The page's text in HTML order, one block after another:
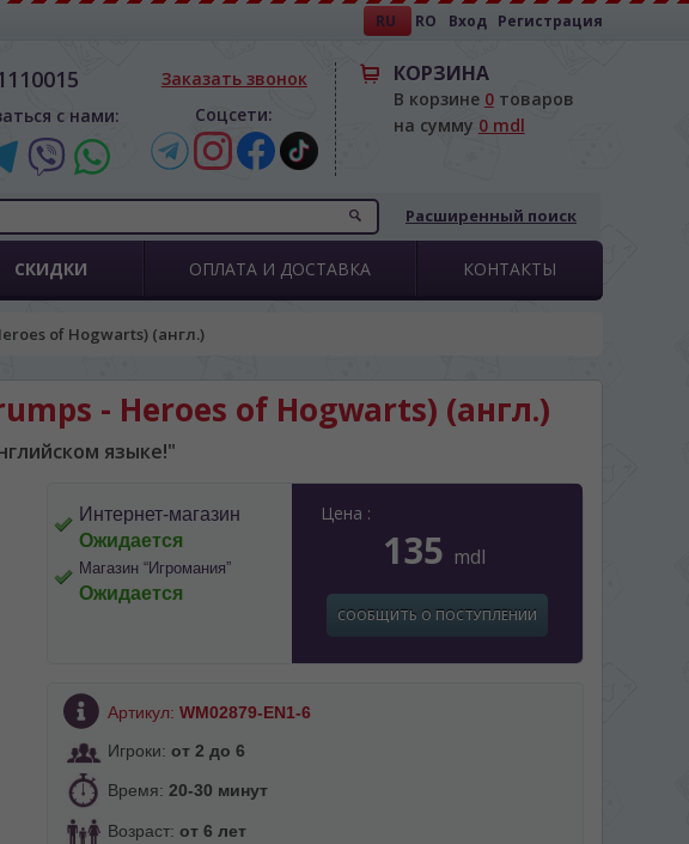
RU RO Вход Регистрация
с нами:
Заказать звонок
Соцсети:
КОРЗИНА
В корзине 0товаров
на сумму 0 mdl
Расширенный поиск
СКИДКИ ОПЛАТА И ДОСТАВКА КОНТАКТЫ
of Hogwarts) (англ.)
- Heroes of Hogwarts) (англ.)
языке!"
Цена :
135 mdl
СООБЩИТЬ О ПОСТУПЛЕНИИ
Интернет-магазин
Ожидается
Магазин “Игромания”
Ожидается
Артикул: WM02879-EN1-6
Игроки: от 2 до 6
Время: 20-30 минут
Возраст: от 6 лет